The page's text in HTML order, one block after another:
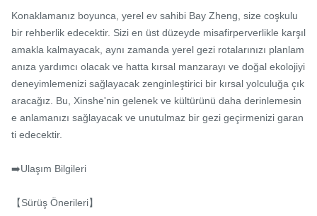
Konaklamanız boyunca, yerel ev sahibi Bay Zheng, size coşkulu
bir rehberlik edecektir. Sizi en üst düzeyde misafirperverlikle karşıl
amakla kalmayacak, aynı zamanda yerel gezi rotalarınızı planlam
anıza yardımcı olacak ve hatta kırsal manzarayı ve doğal ekolojiyi
deneyimlemenizi sağlayacak zenginleştirici bir kırsal yolculuğa çık
aracağız. Bu, Xinshe'nin gelenek ve kültürünü daha derinlemesin
e anlamanızı sağlayacak ve unutulmaz bir gezi geçirmenizi garan
ti edecektir.
➡️Ulaşım Bilgileri
【Sürüş Önerileri】